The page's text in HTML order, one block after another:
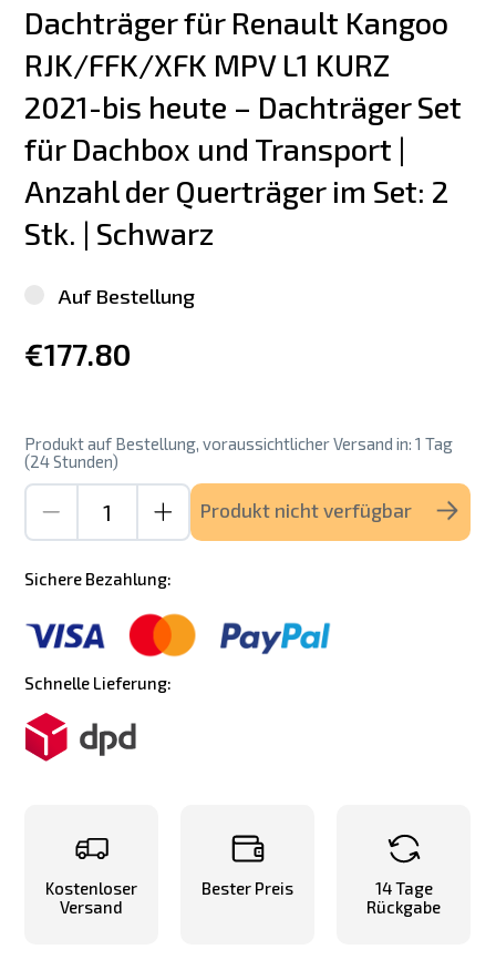
Dachträger für Renault Kangoo
RJK/FFK/XFK MPV L1 KURZ
2021-bis heute – Dachträger Set
für Dachbox und Transport |
Anzahl der Querträger im Set: 2
Stk. | Schwarz
Auf Bestellung
€177.80
Produkt auf Bestellung, voraussichtlicher Versand in: 1 Tag
(24 Stunden)
Produkt nicht verfügbar
Sichere Bezahlung:
Schnelle Lieferung:
Kostenloser
Versand
Bester Preis
14 Tage
Rückgabe